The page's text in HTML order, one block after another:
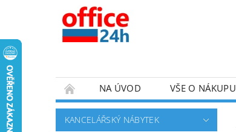
NA ÚVOD VŠE O NÁKUPU
KANCELÁŘSKÝ NÁBYTEK